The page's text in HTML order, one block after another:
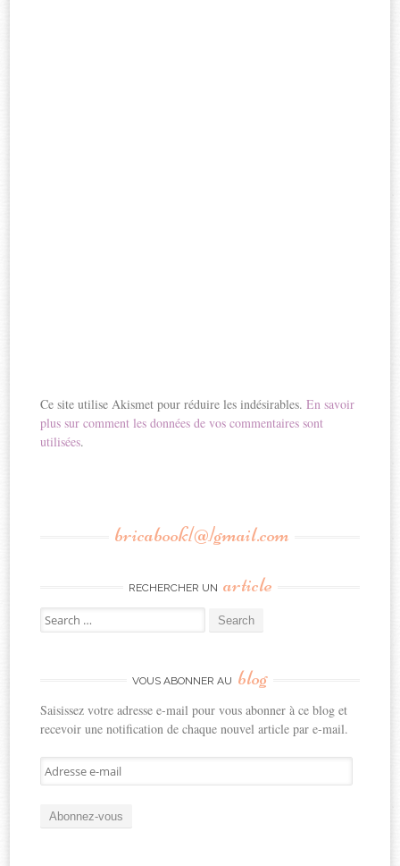
Ce site utilise Akismet pour réduire les indésirables.En savoir
plus sur comment les données de vos commentaires sont
utilisées.
bricabook[@]gmail.com
RECHERCHER UN article
Search
for:
VOUS ABONNER AU blog
Saisissez votre adresse e-mail pour vous abonner à ce blog et
recevoir une notification de chaque nouvel article par e-mail.
Adresse
e-
Abonnez-vous